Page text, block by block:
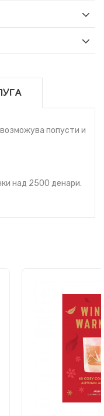
попусти и
над 2500 денари.